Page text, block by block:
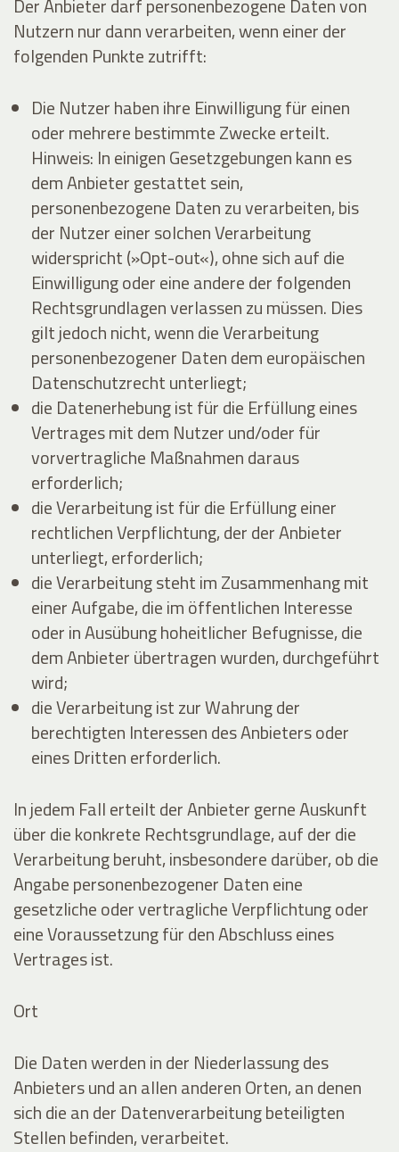
Der Anbieter darf personenbezogene Daten von
Nutzern nur dann verarbeiten, wenn einer der
folgenden Punkte zutrifft:
Die Nutzer haben ihre Einwilligung für einen
oder mehrere bestimmte Zwecke erteilt.
Hinweis: In einigen Gesetzgebungen kann es
dem Anbieter gestattet sein,
personenbezogene Daten zu verarbeiten, bis
der Nutzer einer solchen Verarbeitung
widerspricht (»Opt-out«), ohne sich auf die
Einwilligung oder eine andere der folgenden
Rechtsgrundlagen verlassen zu müssen. Dies
gilt jedoch nicht, wenn die Verarbeitung
personenbezogener Daten dem europäischen
Datenschutzrecht unterliegt;
die Datenerhebung ist für die Erfüllung eines
Vertrages mit dem Nutzer und/oder für
vorvertragliche Maßnahmen daraus
erforderlich;
die Verarbeitung ist für die Erfüllung einer
rechtlichen Verpflichtung, der der Anbieter
unterliegt, erforderlich;
die Verarbeitung steht im Zusammenhang mit
einer Aufgabe, die im öffentlichen Interesse
oder in Ausübung hoheitlicher Befugnisse, die
dem Anbieter übertragen wurden, durchgeführt
wird;
die Verarbeitung ist zur Wahrung der
berechtigten Interessen des Anbieters oder
eines Dritten erforderlich.
In jedem Fall erteilt der Anbieter gerne Auskunft
über die konkrete Rechtsgrundlage, auf der die
Verarbeitung beruht, insbesondere darüber, ob die
Angabe personenbezogener Daten eine
gesetzliche oder vertragliche Verpflichtung oder
eine Voraussetzung für den Abschluss eines
Vertrages ist.
Ort
Die Daten werden in der Niederlassung des
Anbieters und an allen anderen Orten, an denen
sich die an der Datenverarbeitung beteiligten
Stellen befinden, verarbeitet.